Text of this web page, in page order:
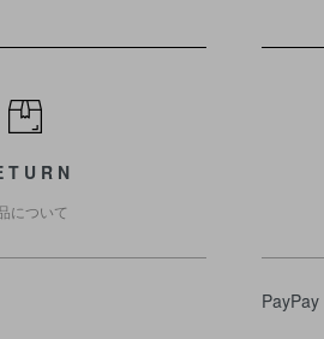
について
PayPay